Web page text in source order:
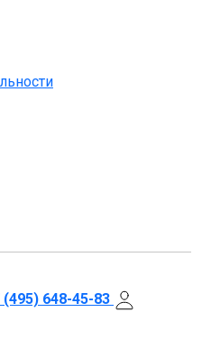
(495) 648-45-83